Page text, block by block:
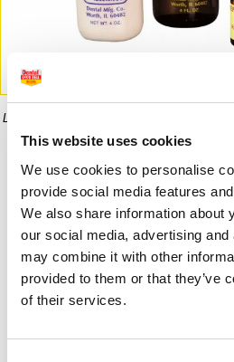
This website uses cookies
We use cookies to personalise
provide social media features
We also share information about
our social media, advertising
may combine it with other
provided to them or that they’ve
of their services.
La imagen puede diferir del producto final.
Informaci�n del
67,20 €